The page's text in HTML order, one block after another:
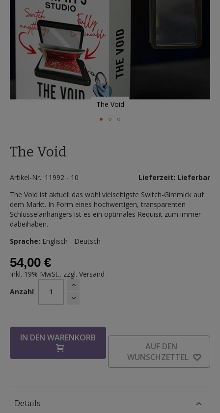
The Void
der
The Void
Artikel-Nr.: 11992 - 10
Lieferzeit: Lieferbar
The Void ist aktuell das wohl vielseitigste Switch-Gimmick auf
dem Markt. In Form eines hochwertigen, transparenten
Schlüsselanhängers ist es ein optimales Requisit zum immer
dabeihaben.
Sprache: Englisch - Deutsch
54,00 €
Inkl. 19% MwSt., zzgl. Versand
Anzahl
IN DEN WARENKORB
AUF DEN
WUNSCHZETTEL
Details